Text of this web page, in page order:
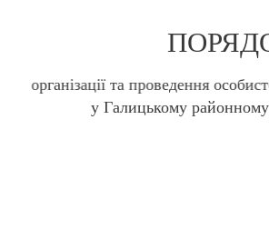
організації та проведення
у Галицькому